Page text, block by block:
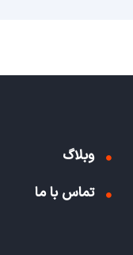
وبلاگ
تماس با ما